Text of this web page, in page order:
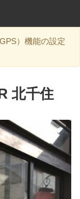
）機能の設定
北千住